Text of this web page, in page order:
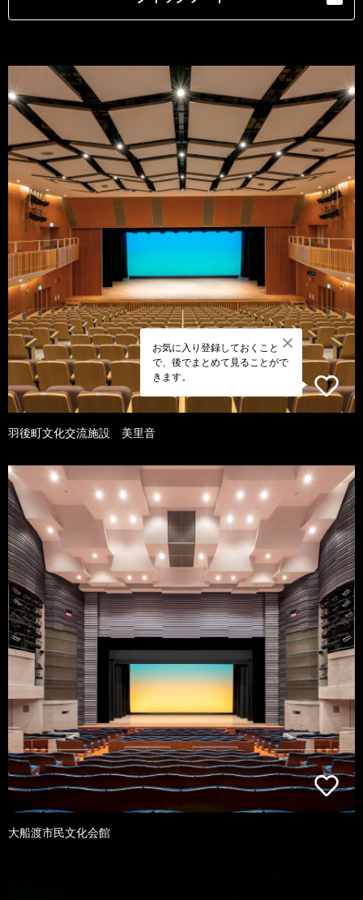
お気に入り登録しておくこと
で、後でまとめて見ることがで
きます。
羽後町文化交流施設 美里音
大船渡市民文化会館